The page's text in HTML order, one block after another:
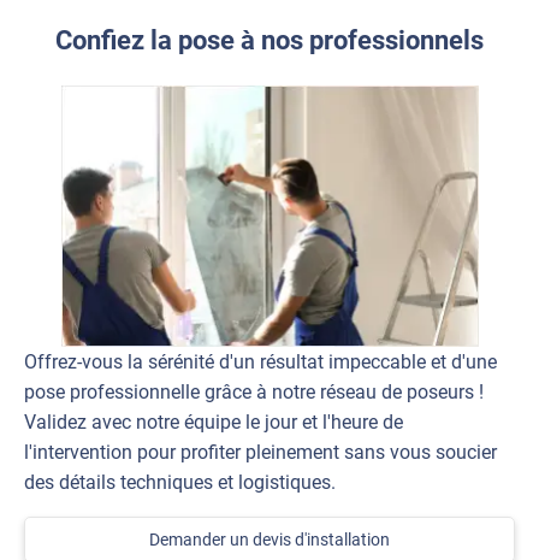
Confiez la pose à nos professionnels
Offrez-vous la sérénité d'un résultat impeccable et d'une
pose professionnelle grâce à notre réseau de poseurs !
Validez avec notre équipe le jour et l'heure de
l'intervention pour profiter pleinement sans vous soucier
des détails techniques et logistiques.
Demander un devis d'installation